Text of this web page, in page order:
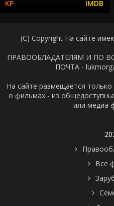
(C) Copyright На сайте
ПРАВООБЛАДАТЕЛЯМ И ПО
ПОЧТА -
На сайте размещается
о фильмах - из
или медиа
Все